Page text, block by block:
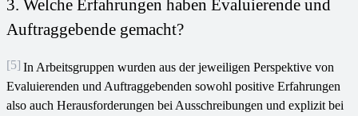
3. Welche Erfahrungen haben Evaluierende und
Auftraggebende gemacht?
[5] In Arbeitsgruppen wurden aus der jeweiligen Perspektive von
Evaluierenden und Auftraggebenden sowohl positive Erfahrungen
also auch Herausforderungen bei Ausschreibungen und explizit bei